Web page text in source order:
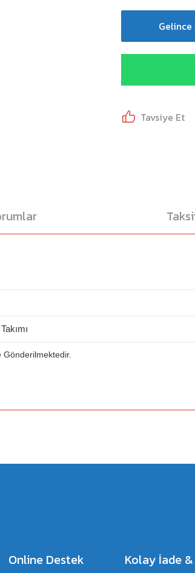
Tavsiye Et
Gönderilmektedir.
Bu ürüne ilk yorumu siz yapın!
Online Destek Kolay İade